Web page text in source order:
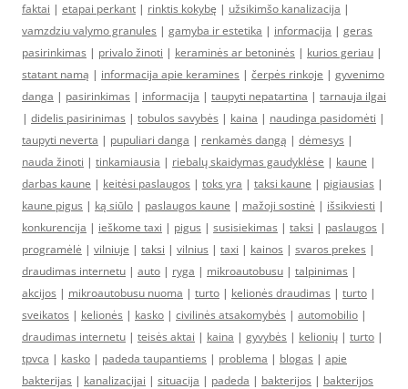
faktai | etapai perkant | rinktis kokybę | užsikimšo kanalizacija |
vamzdziu valymo granules | gamyba ir estetika | informacija | geras
pasirinkimas | privalo žinoti | keraminės ar betoninės | kurios geriau |
statant namą | informacija apie keramines | čerpės rinkoje | gyvenimo
danga | pasirinkimas | informacija | taupyti nepatartina | tarnauja ilgai
| didelis pasirinimas | tobulos savybės | kaina | naudinga pasidomėti |
taupyti neverta | pupuliari danga | renkamės dangą | dėmesys |
nauda žinoti | tinkamiausia | riebalų skaidymas gaudyklėse | kaune |
darbas kaune | keitėsi paslaugos | toks yra | taksi kaune | pigiausias |
kaune pigus | ką siūlo | paslaugos kaune | mažoji sostinė | išsikviesti |
konkurencija | ieškome taxi | pigus | susisiekimas | taksi | paslaugos |
programėlė | vilniuje | taksi | vilnius | taxi | kainos | svaros prekes |
draudimas internetu | auto | ryga | mikroautobusu | talpinimas |
akcijos | mikroautobusu nuoma | turto | kelionės draudimas | turto |
sveikatos | kelionės | kasko | civilinės atsakomybės | automobilio |
draudimas internetu | teisės aktai | kaina | gyvybės | kelionių | turto |
tpvca | kasko | padeda taupantiems | problema | blogas | apie
bakterijas | kanalizacijai | situacija | padeda | bakterijos | bakterijos